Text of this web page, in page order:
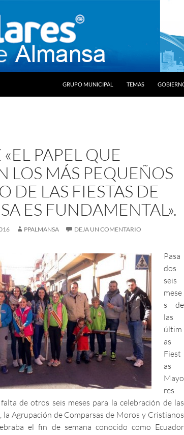
GRUPO MUNICIPAL
TEMAS
PAPEL QUE
LOS MÁS PEQUEÑOS
DE LAS FIESTAS DE
ES FUNDAMENTAL».
PPALMANSA DEJA UN COMENTARIO
Pasa
dos
seis
mese
s de
las
últim
as
Fiest
as
Mayo
res
de otros seis meses para la celebración de las
la Agrupación de Comparsas de Moros y Cristianos
el fin de semana conocido como Ecuador